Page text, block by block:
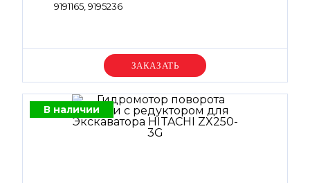
9191165, 9195236
Уточняйте цену
В наличии